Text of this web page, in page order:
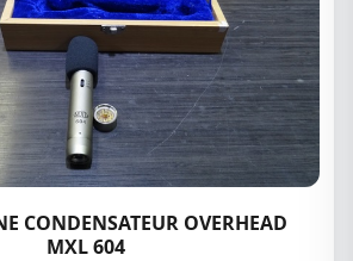
CONDENSATEUR OVERHEAD
MXL 604